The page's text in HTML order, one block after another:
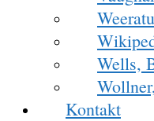
Wells,
Kontakt